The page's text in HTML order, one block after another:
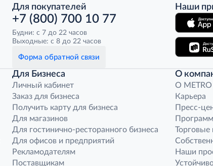
Для покупателей
+7 (800) 700 10 77
Будни: с 7 до 22 часов
Выходные: с 8 до 22 часов
Форма обратной связи
Наши
Для Бизнеса
Личный кабинет
Заказ для бизнеса
Получить карту для бизнеса
Для магазинов
Для гостинично-ресторанного бизнеса
Для офисов и предприятий
Рекламодателям
Поставщикам
О
O METRO
Карьера
Пресс-
Торговые
Наши